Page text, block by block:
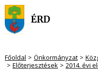
Főoldal Önkormányzat
Előterjesztések
2014. évi